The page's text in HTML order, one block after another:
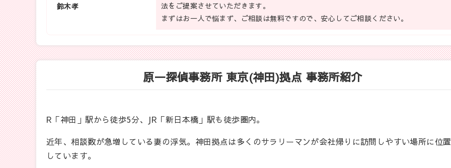
鈴木孝
法をご提案させていただきます。
まずはお一人で悩まず、ご相談は無料ですので、安心してご相談ください。
原一探偵事務所 東京(神田)拠点 事務所紹介
R「神田」駅から徒歩5分、JR「新日本橋」駅も徒歩圏内。
近年、相談数が急増している妻の浮気。神田拠点は多くのサラリーマンが会社帰りに訪問しやすい場所に位置
しています。